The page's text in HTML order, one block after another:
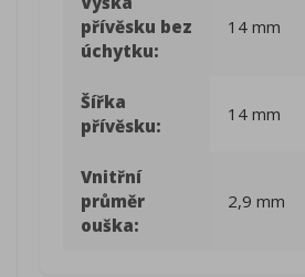
přívěsku bez
úchytku:
14 mm
Šířka
přívěsku:
14 mm
Vnitřní
průměr
ouška:
2,9 mm